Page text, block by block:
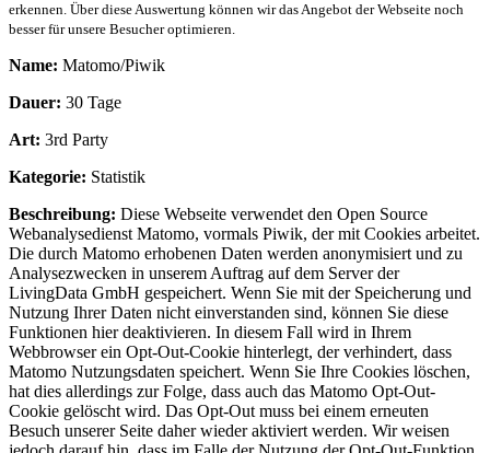
erkennen. Über diese Auswertung können wir das Angebot der Webseite noch
besser für unsere Besucher optimieren.
Name: Matomo/Piwik
Dauer: 30 Tage
Art: 3rd Party
Kategorie: Statistik
Beschreibung: Diese Webseite verwendet den Open Source
Webanalysedienst Matomo, vormals Piwik, der mit Cookies arbeitet.
Die durch Matomo erhobenen Daten werden anonymisiert und zu
Analysezwecken in unserem Auftrag auf dem Server der
LivingData GmbH gespeichert. Wenn Sie mit der Speicherung und
Nutzung Ihrer Daten nicht einverstanden sind, können Sie diese
Funktionen hier deaktivieren. In diesem Fall wird in Ihrem
Webbrowser ein Opt-Out-Cookie hinterlegt, der verhindert, dass
Matomo Nutzungsdaten speichert. Wenn Sie Ihre Cookies löschen,
hat dies allerdings zur Folge, dass auch das Matomo Opt-Out-
Cookie gelöscht wird. Das Opt-Out muss bei einem erneuten
Besuch unserer Seite daher wieder aktiviert werden. Wir weisen